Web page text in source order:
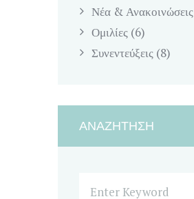
Νέα & Ανακοινώσεις
Ομιλίες (6)
Συνεντεύξεις (8)
ΑΝΑΖΉΤΗΣΗ